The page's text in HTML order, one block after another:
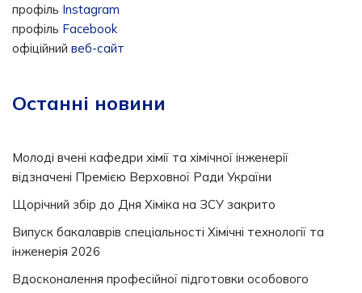
профіль Instagram
профіль Facebook
офіційний веб-сайт
Останні новини
Молоді вчені кафедри хімії та хімічної інженерії
відзначені Премією Верховної Ради України
Щорічний збір до Дня Хіміка на ЗСУ закрито
Випуск бакалаврів спеціальності Хімічні технології та
інженерія 2026
Вдосконалення професійної підготовки особового